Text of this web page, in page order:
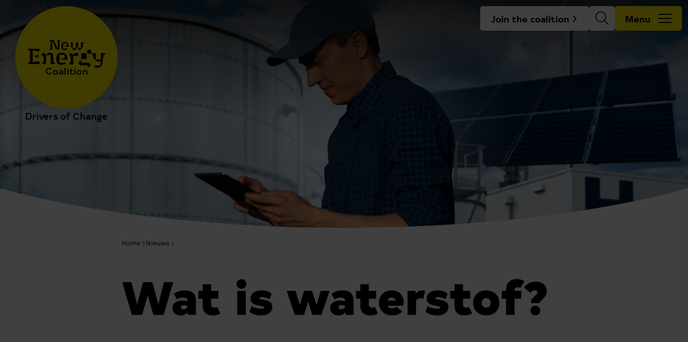
Drivers of Change
Join the coalition Menu
Home Nieuws
Wat is waterstof?